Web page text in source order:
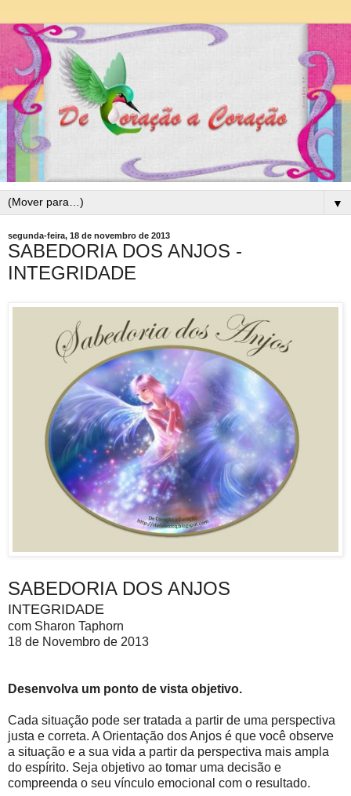
▼
segunda-feira, 18 de novembro de 2013
SABEDORIA DOS ANJOS -
INTEGRIDADE
SABEDORIA DOS ANJOS
INTEGRIDADE
com Sharon Taphorn
18 de Novembro de 2013
Desenvolva um ponto de vista objetivo.
Cada situação pode ser tratada a partir de uma perspectiva
justa e correta. A Orientação dos Anjos é que você observe
a situação e a sua vida a partir da perspectiva mais ampla
do espírito. Seja objetivo ao tomar uma decisão e
compreenda o seu vínculo emocional com o resultado.